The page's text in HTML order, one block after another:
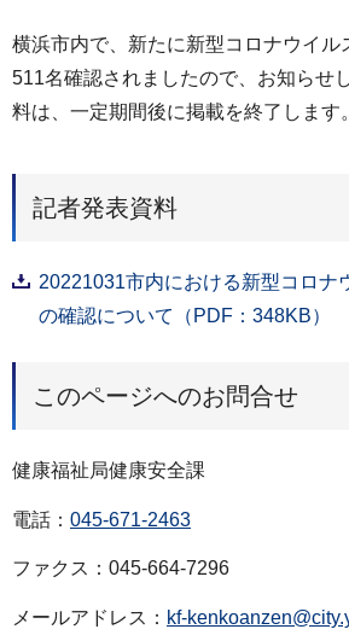
横浜市内で、新たに新型コロナウイル
511名確認されましたので、お知らせ
料は、一定期間後に掲載を終了します
記者発表資料
20221031市内における新型コロナ
の確認について（PDF：348KB）
このページへのお問合せ
健康福祉局健康安全課
電話： 045-671-2463
ファクス：045-664-7296
メールアドレス： kf-